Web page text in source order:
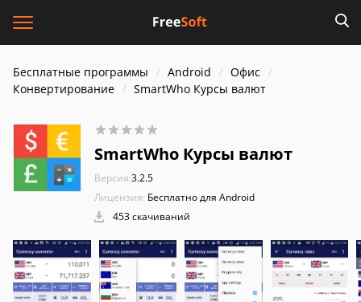
Бесплатные программы Android
Офис
Конвертирование
SmartWho Курсы валют
SmartWho Курсы валют
Версия:3.2.5
Лицензия: Бесплатно для Android
453 скачиваний